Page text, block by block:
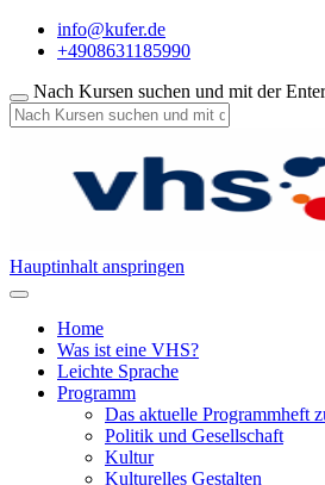
info@kufer.de
+4908631185990
Nach Kursen suchen und mit der
Hauptinhalt anspringen
Home
Was ist eine VHS?
Leichte Sprache
Programm
Das aktuelle Programmheft
Politik und Gesellschaft
Kultur
Kulturelles Gestalten